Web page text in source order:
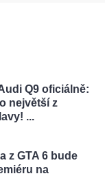
Q9 oficiálně:
největší z
...
z GTA 6 bude
na